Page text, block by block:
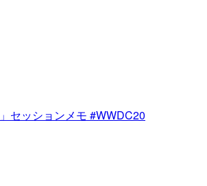
セッションメモ #WWDC20